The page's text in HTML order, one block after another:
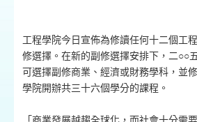
工程學院今日宣佈為修讀任何十二個工
修選擇。在新的副修選擇安排下，二○○
可選擇副修商業、經濟或財務學科，並
學院開辦共三十六個學分的課程。